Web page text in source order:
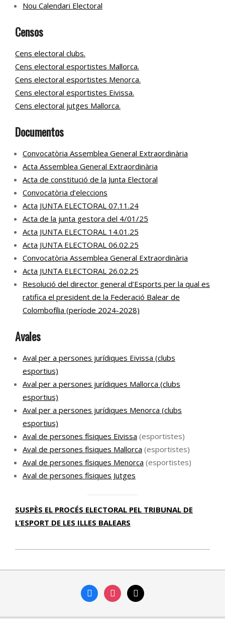
Nou Calendari Electoral
Censos
Cens electoral clubs.
Cens electoral esportistes Mallorca.
Cens electoral esportistes Menorca.
Cens electoral esportistes Eivissa.
Cens electoral jutges Mallorca.
Documentos
Convocatòria Assemblea General Extraordinària
Acta Assemblea General Extraordinària
Acta de constitució de la Junta Electoral
Convocatòria d’eleccions
Acta JUNTA ELECTORAL 07.11.24
Acta de la junta gestora del 4/01/25
Acta JUNTA ELECTORAL 14.01.25
Acta JUNTA ELECTORAL 06.02.25
Convocatòria Assemblea General Extraordinària
Acta JUNTA ELECTORAL 26.02.25
Resolució del director general d’Esports per la qual es
ratifica el president de la Federació Balear de
Colombofília (període 2024-2028)
Avales
Aval per a persones jurídiques Eivissa (clubs
esportius)
Aval per a persones jurídiques Mallorca (clubs
esportius)
Aval per a persones jurídiques Menorca (clubs
esportius)
Aval de persones físiques Eivissa (esportistes)
Aval de persones físiques Mallorca (esportistes)
Aval de persones físiques Menorca (esportistes)
Aval de persones físiques Jutges
SUSPÈS EL PROCÉS ELECTORAL PEL TRIBUNAL DE
L’ESPORT DE LES ILLES BALEARS
11-
facebookinstagram
mail